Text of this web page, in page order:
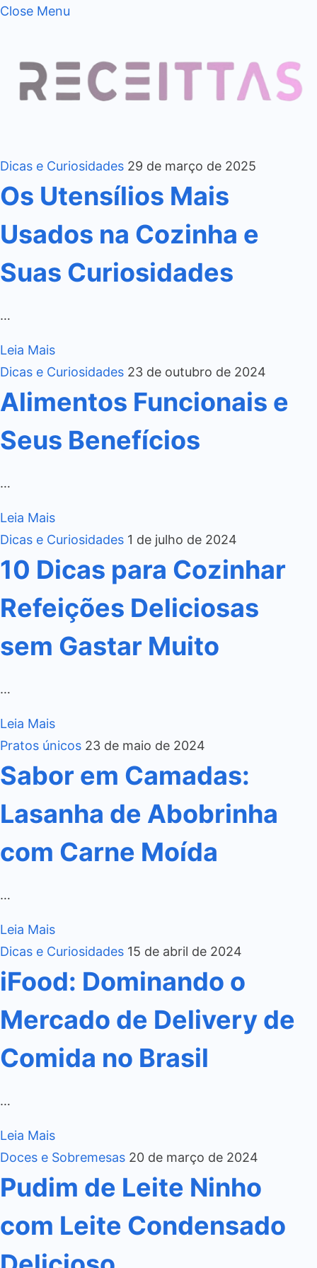
Close Menu
Dicas e Curiosidades 29 de março de 2025
Os Utensílios Mais
Usados na Cozinha e
Suas Curiosidades
…
Leia Mais
Dicas e Curiosidades 23 de outubro de 2024
Alimentos Funcionais e
Seus Benefícios
…
Leia Mais
Dicas e Curiosidades 1 de julho de 2024
10 Dicas para Cozinhar
Refeições Deliciosas
sem Gastar Muito
…
Leia Mais
Pratos únicos 23 de maio de 2024
Sabor em Camadas:
Lasanha de Abobrinha
com Carne Moída
…
Leia Mais
Dicas e Curiosidades 15 de abril de 2024
iFood: Dominando o
Mercado de Delivery de
Comida no Brasil
…
Leia Mais
Doces e Sobremesas 20 de março de 2024
Pudim de Leite Ninho
com Leite Condensado